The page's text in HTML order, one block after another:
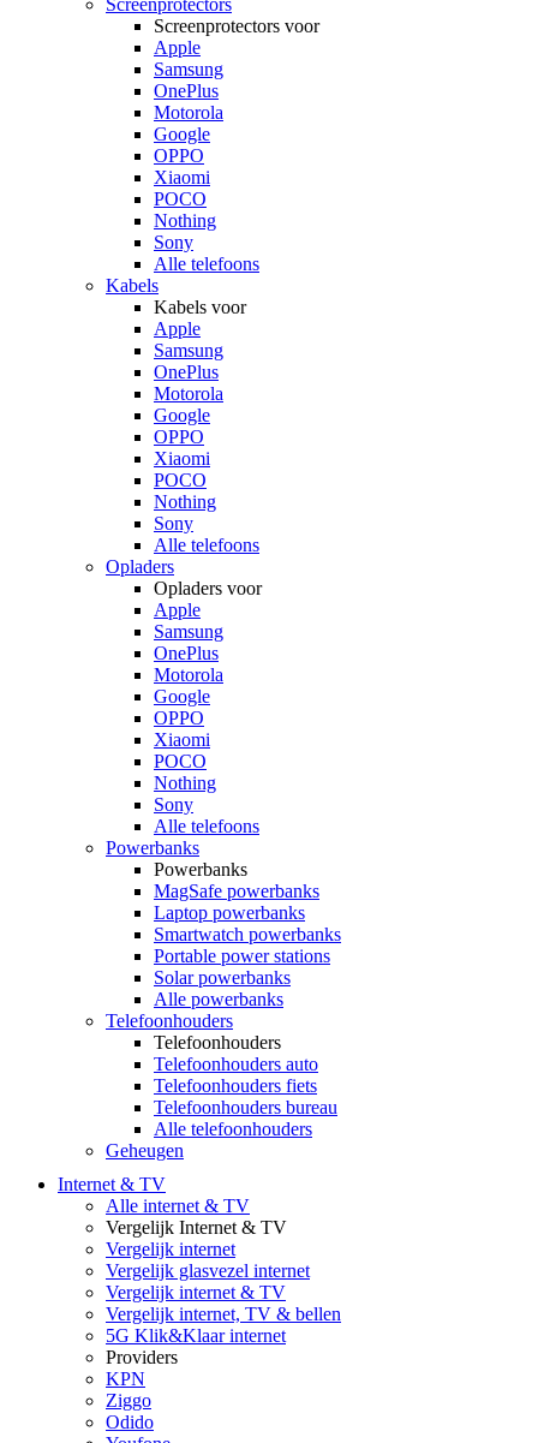
Screenprotectors
Screenprotectors voor
Apple
Samsung
OnePlus
Motorola
Google
OPPO
Xiaomi
POCO
Nothing
Sony
Alle telefoons
Kabels
Kabels voor
Apple
Samsung
OnePlus
Motorola
Google
OPPO
Xiaomi
POCO
Nothing
Sony
Alle telefoons
Opladers
Opladers voor
Apple
Samsung
OnePlus
Motorola
Google
OPPO
Xiaomi
POCO
Nothing
Sony
Alle telefoons
Powerbanks
Powerbanks
MagSafe powerbanks
Laptop powerbanks
Smartwatch powerbanks
Portable power stations
Solar powerbanks
Alle powerbanks
Telefoonhouders
Telefoonhouders
Telefoonhouders auto
Telefoonhouders fiets
Telefoonhouders bureau
Alle telefoonhouders
Geheugen
Internet & TV
Alle internet & TV
Vergelijk Internet & TV
Vergelijk internet
Vergelijk glasvezel internet
Vergelijk internet & TV
Vergelijk internet, TV & bellen
5G Klik&Klaar internet
Providers
KPN
Ziggo
Odido